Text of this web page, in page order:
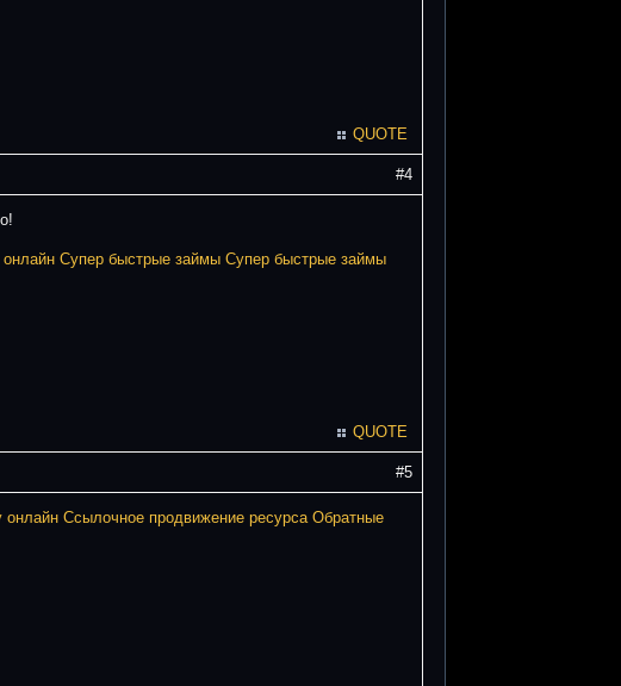
QUOTE
#4
Супер быстрые займы Супер быстрые займы
QUOTE
#5
онлайн Ссылочное продвижение ресурса Обратные